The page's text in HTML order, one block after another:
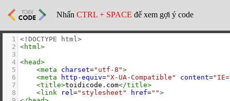
Nhấn CTRL + SPACE để xem gợi ý code
1 <!DOCTYPE html>
2 <html>
3
4 <head>
5
<meta charset="utf-8">
6
<meta http-equiv="X-UA-Compatible" content=
7
<title>toidicode.com</title>
8
<link rel="stylesheet" href="">